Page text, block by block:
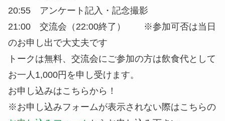
20:55 アンケート記入・記念撮影
21:00 交流会（22:00終了） ※参加可否は当日
のお申し出で大丈夫です
トークは無料、交流会にご参加の方は飲食代として
お一人1,000円を申し受けます。
お申し込みはこちらから！
※お申し込みフォームが表示されない際はこちらの